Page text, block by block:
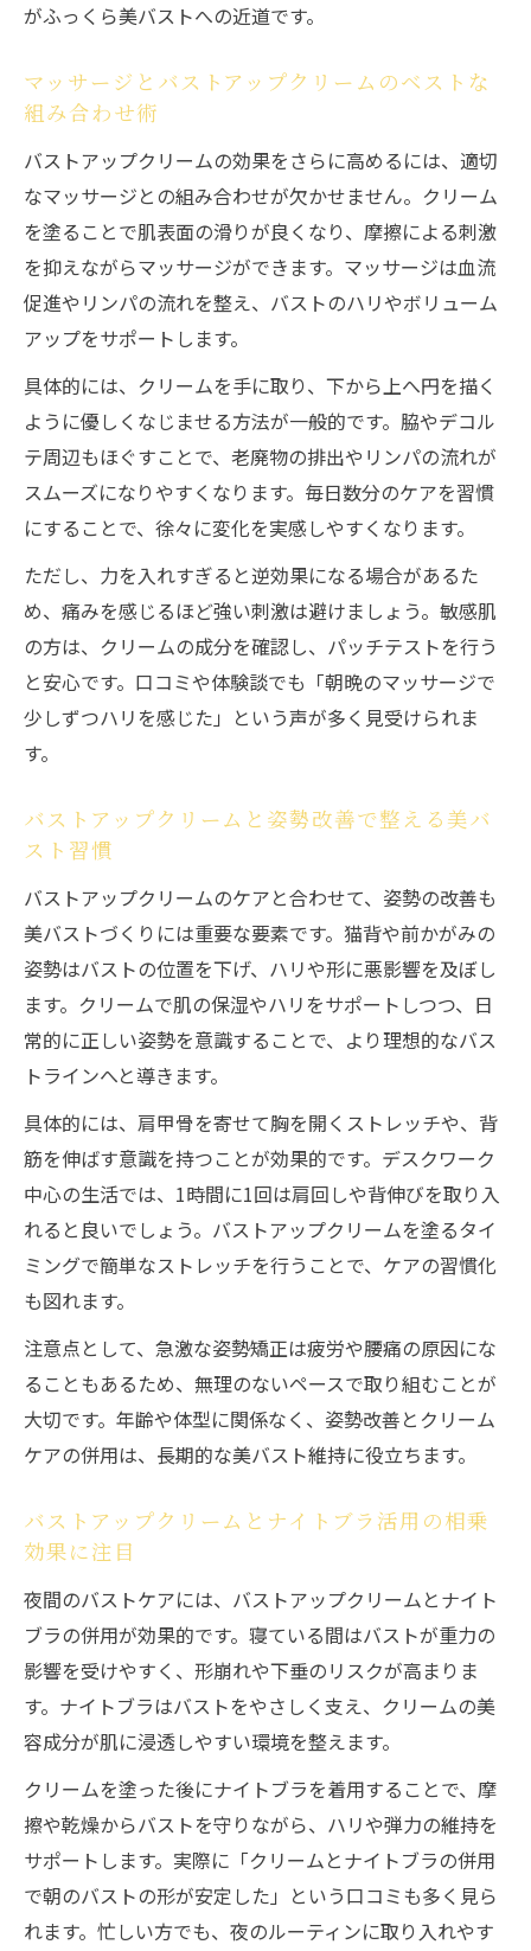
がふっくら美バストへの近道です。
マッサージとバストアップクリームのベストな
組み合わせ術
バストアップクリームの効果をさらに高めるには、適切
なマッサージとの組み合わせが欠かせません。クリーム
を塗ることで肌表面の滑りが良くなり、摩擦による刺激
を抑えながらマッサージができます。マッサージは血流
促進やリンパの流れを整え、バストのハリやボリューム
アップをサポートします。
具体的には、クリームを手に取り、下から上へ円を描く
ように優しくなじませる方法が一般的です。脇やデコル
テ周辺もほぐすことで、老廃物の排出やリンパの流れが
スムーズになりやすくなります。毎日数分のケアを習慣
にすることで、徐々に変化を実感しやすくなります。
ただし、力を入れすぎると逆効果になる場合があるた
め、痛みを感じるほど強い刺激は避けましょう。敏感肌
の方は、クリームの成分を確認し、パッチテストを行う
と安心です。口コミや体験談でも「朝晩のマッサージで
少しずつハリを感じた」という声が多く見受けられま
す。
バストアップクリームと姿勢改善で整える美バ
スト習慣
バストアップクリームのケアと合わせて、姿勢の改善も
美バストづくりには重要な要素です。猫背や前かがみの
姿勢はバストの位置を下げ、ハリや形に悪影響を及ぼし
ます。クリームで肌の保湿やハリをサポートしつつ、日
常的に正しい姿勢を意識することで、より理想的なバス
トラインへと導きます。
具体的には、肩甲骨を寄せて胸を開くストレッチや、背
筋を伸ばす意識を持つことが効果的です。デスクワーク
中心の生活では、1時間に1回は肩回しや背伸びを取り入
れると良いでしょう。バストアップクリームを塗るタイ
ミングで簡単なストレッチを行うことで、ケアの習慣化
も図れます。
注意点として、急激な姿勢矯正は疲労や腰痛の原因にな
ることもあるため、無理のないペースで取り組むことが
大切です。年齢や体型に関係なく、姿勢改善とクリーム
ケアの併用は、長期的な美バスト維持に役立ちます。
バストアップクリームとナイトブラ活用の相乗
効果に注目
夜間のバストケアには、バストアップクリームとナイト
ブラの併用が効果的です。寝ている間はバストが重力の
影響を受けやすく、形崩れや下垂のリスクが高まりま
す。ナイトブラはバストをやさしく支え、クリームの美
容成分が肌に浸透しやすい環境を整えます。
クリームを塗った後にナイトブラを着用することで、摩
擦や乾燥からバストを守りながら、ハリや弾力の維持を
サポートします。実際に「クリームとナイトブラの併用
で朝のバストの形が安定した」という口コミも多く見ら
れます。忙しい方でも、夜のルーティンに取り入れやす